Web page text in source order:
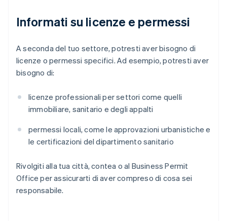
Informati su licenze e permessi
A seconda del tuo settore, potresti aver bisogno di
licenze o permessi specifici. Ad esempio, potresti aver
bisogno di:
licenze professionali per settori come quelli
immobiliare, sanitario e degli appalti
permessi locali, come le approvazioni urbanistiche e
le certificazioni del dipartimento sanitario
Rivolgiti alla tua città, contea o al Business Permit
Office per assicurarti di aver compreso di cosa sei
responsabile.